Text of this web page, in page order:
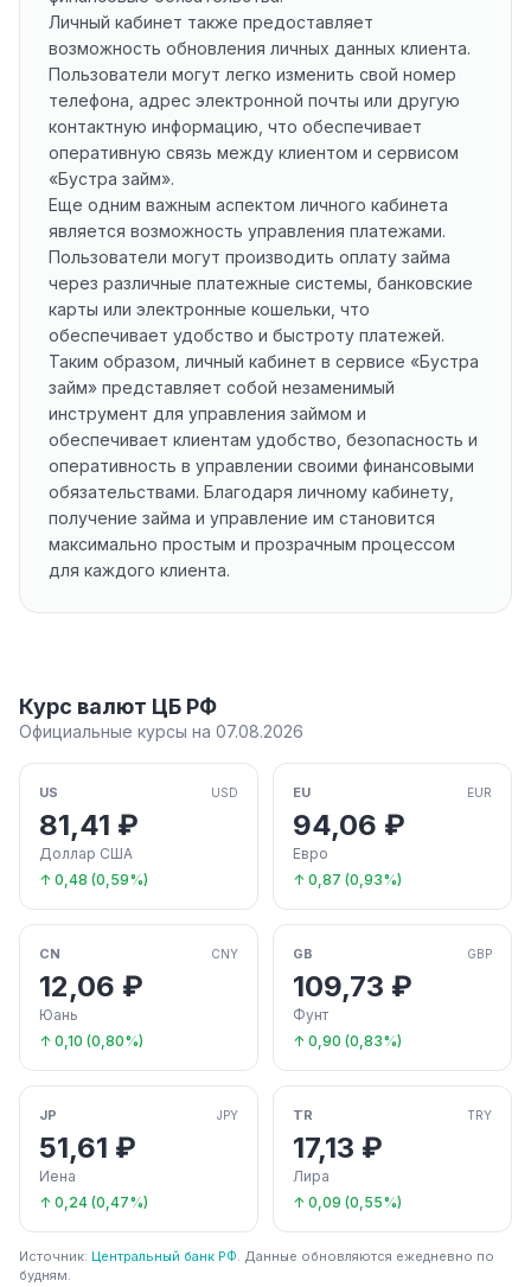
Личный кабинет также предоставляет
возможность обновления личных данных клиента.
Пользователи могут легко изменить свой номер
телефона, адрес электронной почты или другую
контактную информацию, что обеспечивает
оперативную связь между клиентом и сервисом
«Бустра займ».
Еще одним важным аспектом личного кабинета
является возможность управления платежами.
Пользователи могут производить оплату займа
через различные платежные системы, банковские
карты или электронные кошельки, что
обеспечивает удобство и быстроту платежей.
Таким образом, личный кабинет в сервисе «Бустра
займ» представляет собой незаменимый
инструмент для управления займом и
обеспечивает клиентам удобство, безопасность и
оперативность в управлении своими финансовыми
обязательствами. Благодаря личному кабинету,
получение займа и управление им становится
максимально простым и прозрачным процессом
для каждого клиента.
Курс валют ЦБ РФ
Официальные курсы на 07.08.2026
US USD
81,41 ₽
Доллар США
↑ 0,48 (0,59%)
EU EUR
94,06 ₽
Евро
↑ 0,87 (0,93%)
CN CNY
12,06 ₽
Юань
↑ 0,10 (0,80%)
GB GBP
109,73 ₽
Фунт
↑ 0,90 (0,83%)
JP JPY
51,61 ₽
Иена
↑ 0,24 (0,47%)
TR TRY
17,13 ₽
Лира
↑ 0,09 (0,55%)
Источник: Центральный банк РФ. Данные обновляются ежедневно по
будням.